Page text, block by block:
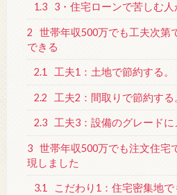
1.3 3・住宅ローンで苦しむ人
2
世帯年収500万でも工夫次第
できる
2.1 工夫1：土地で節約する。
2.2 工夫2：間取りで節約する
2.3 工夫3：設備のグレードに
3 世帯年収500万でも注文住宅
現しました
3.1 こだわり1：住宅密集地で